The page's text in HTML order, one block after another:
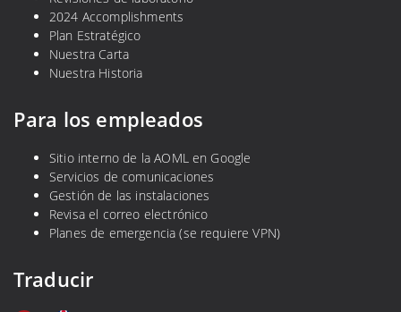
2024 Accomplishments
Plan Estratégico
Nuestra Carta
Nuestra Historia
Para los empleados
Sitio interno de la AOML en Google
Servicios de comunicaciones
Gestión de las instalaciones
Revisa el correo electrónico
Planes de emergencia (se requiere VPN)
Traducir